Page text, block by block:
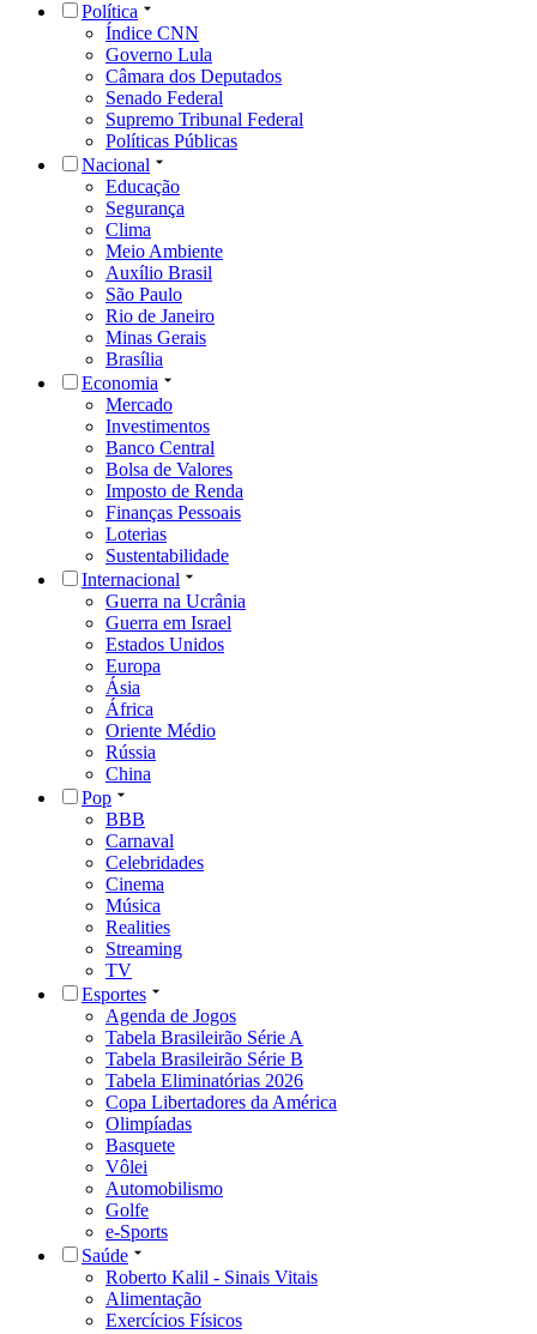
Política
Índice CNN
Governo Lula
Câmara dos Deputados
Senado Federal
Supremo Tribunal Federal
Políticas Públicas
Nacional
Educação
Segurança
Clima
Meio Ambiente
Auxílio Brasil
São Paulo
Rio de Janeiro
Minas Gerais
Brasília
Economia
Mercado
Investimentos
Banco Central
Bolsa de Valores
Imposto de Renda
Finanças Pessoais
Loterias
Sustentabilidade
Internacional
Guerra na Ucrânia
Guerra em Israel
Estados Unidos
Europa
Ásia
África
Oriente Médio
Rússia
China
Pop
BBB
Carnaval
Celebridades
Cinema
Música
Realities
Streaming
TV
Esportes
Agenda de Jogos
Tabela Brasileirão Série A
Tabela Brasileirão Série B
Tabela Eliminatórias 2026
Copa Libertadores da América
Olimpíadas
Basquete
Vôlei
Automobilismo
Golfe
e-Sports
Saúde
Roberto Kalil - Sinais Vitais
Alimentação
Exercícios Físicos